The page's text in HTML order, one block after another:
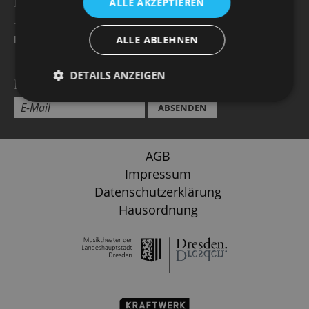
+49 351 32042 222
karten@staatsoperette.de
NEWSLETTER
ABSENDEN
AGB
Impressum
Datenschutzerklärung
Hausordnung
ALLE ABLEHNEN
DETAILS ANZEIGEN